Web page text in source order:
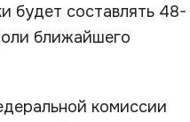
будет составлять 48-
ближайшего
комиссии